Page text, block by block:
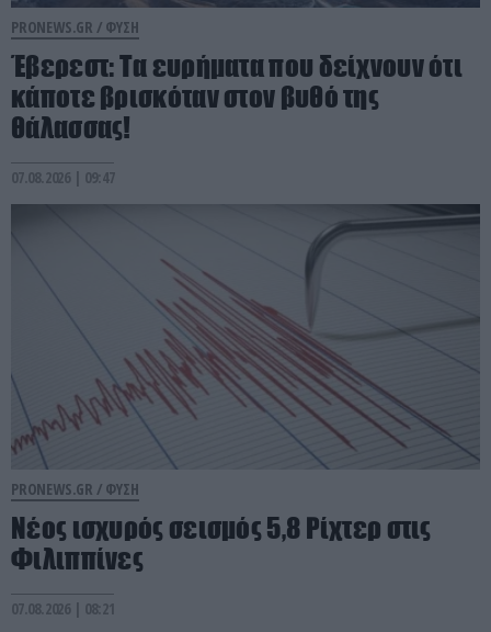
PRONEWS.GR / ΦΥΣΗ
Έβερεστ: Τα ευρήματα που δείχνουν ότι
κάποτε βρισκόταν στον βυθό της
θάλασσας!
07.08.2026 | 09:47
PRONEWS.GR / ΦΥΣΗ
Νέος ισχυρός σεισμός 5,8 Ρίχτερ στις
Φιλιππίνες
07.08.2026 | 08:21